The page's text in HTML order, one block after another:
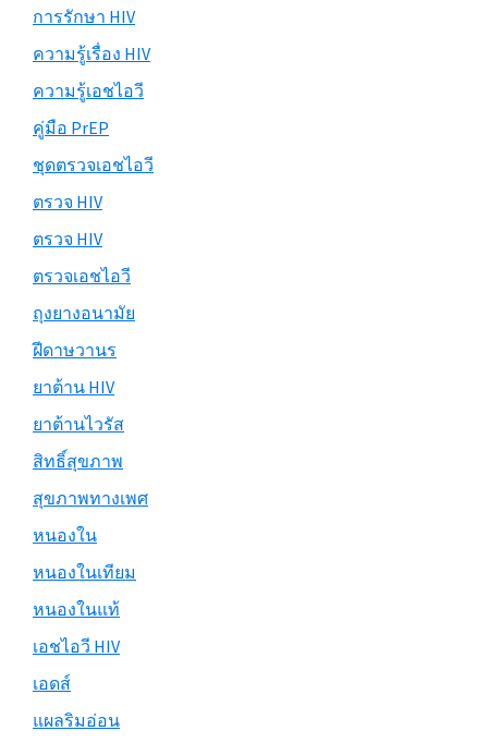
การรักษา HIV
ความรู้เรื่อง HIV
ความรู้เอชไอวี
คู่มือ PrEP
ชุดตรวจเอชไอวี
ตรวจ HIV
ตรวจ HIV
ตรวจเอชไอวี
ถุงยางอนามัย
ฝีดาษวานร
ยาต้าน HIV
ยาต้านไวรัส
สิทธิ์สุขภาพ
สุขภาพทางเพศ
หนองใน
หนองในเทียม
หนองในแท้
เอชไอวี HIV
เอดส์
แผลริมอ่อน